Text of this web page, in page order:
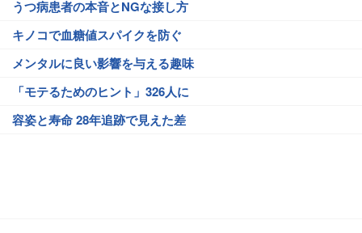
うつ病患者の本音とNGな接し方
キノコで血糖値スパイクを防ぐ
メンタルに良い影響を与える趣味
「モテるためのヒント」326人に
容姿と寿命 28年追跡で見えた差